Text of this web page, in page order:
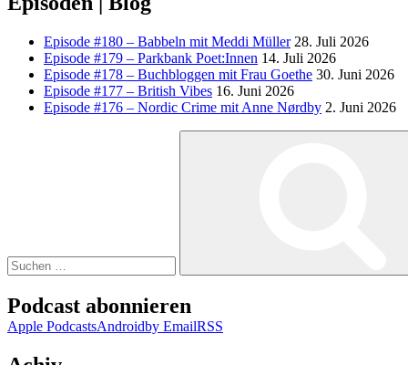
Episode #180 – Babbeln mit Meddi Müller 28. Juli 2026
Episode #179 – Parkbank Poet:Innen 14. Juli 2026
Episode #178 – Buchbloggen mit Frau Goethe 30. Juni 2026
Episode #177 – British Vibes 16. Juni 2026
Episode #176 – Nordic Crime mit Anne Nørdby 2. Juni 2026
Podcast abonnieren
Apple PodcastsAndroidby EmailRSS